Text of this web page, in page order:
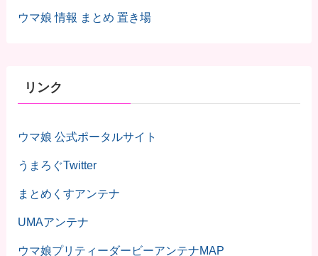
ウマ娘 情報 まとめ 置き場
リンク
ウマ娘 公式ポータルサイト
うまろぐTwitter
まとめくすアンテナ
UMAアンテナ
ウマ娘プリティーダービーアンテナMAP